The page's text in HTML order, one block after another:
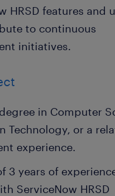
HRSD features and
to continuous
initiatives.
in Computer
Technology, or a
experience.
3 years of
ServiceNow HRSD